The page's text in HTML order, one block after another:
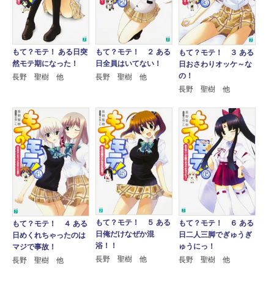
もて？モテ！ ある日突
然モテ期になった！
長野 聖樹 他
もて？モテ！ ２ ある
日全員はいてない！
長野 聖樹 他
もて？モテ！ ３ ある
日おさわりオッケ～な
の！
長野 聖樹 他
もて？モテ！ ４ ある
日めくれちゃったのは
マジで事故！
長野 聖樹 他
もて？モテ！ ５ ある
日俺だけなぜか混
浴！！
長野 聖樹 他
もて？モテ！ ６ ある
日二人三脚でぎゅうぎ
ゅうにっ！
長野 聖樹 他